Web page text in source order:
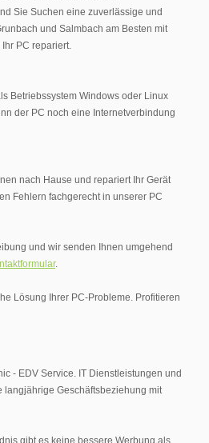
Sie Suchen eine zuverlässige und
und Salmbach am Besten mit
PC repariert.
Betriebssystem Windows oder Linux
der PC noch eine Internetverbindung
nach Hause und repariert Ihr Gerät
Fehlern fachgerecht in unserer PC
und wir senden Ihnen umgehend
.
Lösung Ihrer PC-Probleme. Profitieren
- EDV Service. IT Dienstleistungen und
Geschäftsbeziehung mit
gibt es keine bessere Werbung als